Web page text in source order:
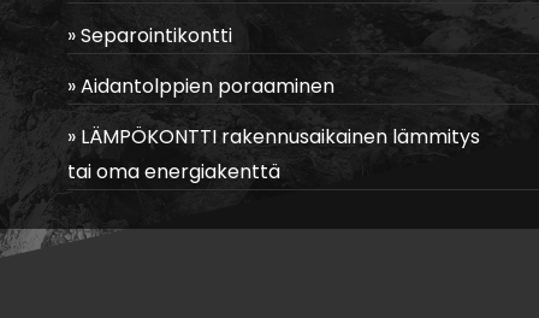
Separointikontti
Aidantolppien poraaminen
LÄMPÖKONTTI rakennusaikainen lämmitys
tai oma energiakenttä